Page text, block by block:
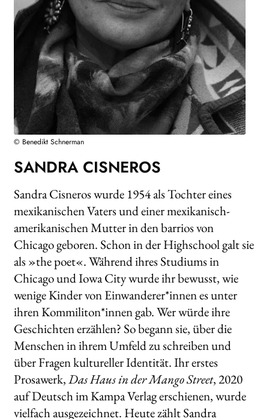
WEITERE VERLAGE
Search:
© Benedikt Schnerman
SANDRA CISNEROS
Sandra Cisneros wurde 1954 als Tochter eines
mexikanischen Vaters und einer mexikanisch-
amerikanischen Mutter in den barrios von
Chicago geboren. Schon in der Highschool galt sie
als »the poet«. Während ihres Studiums in
Chicago und Iowa City wurde ihr bewusst, wie
wenige Kinder von Einwanderer*innen es unter
ihren Kommiliton*innen gab. Wer würde ihre
Geschichten erzählen? So begann sie, über die
Menschen in ihrem Umfeld zu schreiben und
über Fragen kultureller Identität. Ihr erstes
Prosawerk,Das Haus in der Mango Street, 2020
auf Deutsch im Kampa Verlag erschienen, wurde
vielfach ausgezeichnet. Heute zählt Sandra